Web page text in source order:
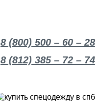
8 (800) 500 – 60 – 28
8 (812) 385 – 72 – 74